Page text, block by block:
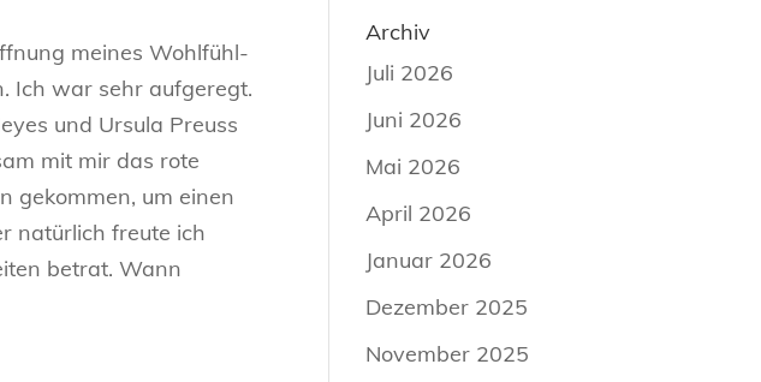
meines Wohlfühl-
Ich war sehr aufgeregt.
und Ursula Preuss
mit mir das rote
gekommen, um einen
natürlich freute ich
betrat. Wann
Archiv
Juli 2026
Juni 2026
Mai 2026
April 2026
Januar 2026
Dezember 2025
November 2025